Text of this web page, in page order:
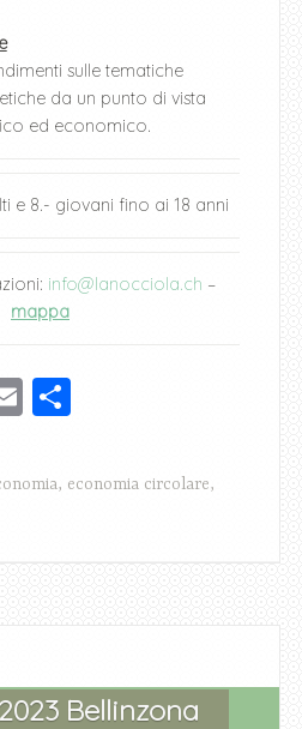
sulle tematiche
da un punto di vista
ed economico.
e 8.- giovani fino ai 18 anni
info@lanocciola.ch –
mappa
E
ai
C
n
, economia circolare,
Bellinzona